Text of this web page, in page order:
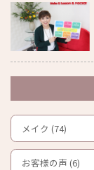
メイク (74)
お客様の声 (6)